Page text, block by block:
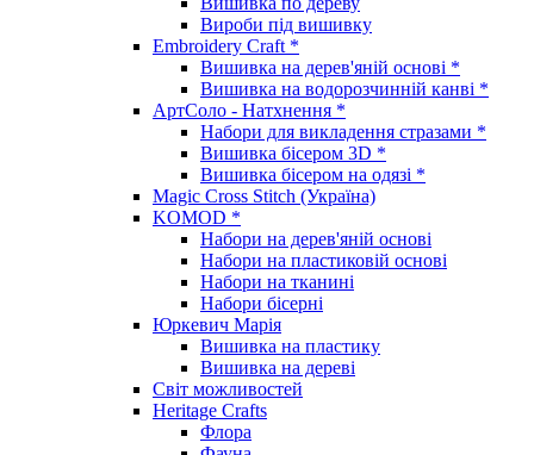
Вироби під вишивку
Embroidery Craft *
Вишивка на дерев'яній основі *
Вишивка на водорозчинній канві *
АртСоло - Натхнення *
Набори для викладення стразами *
Вишивка бісером 3D *
Вишивка бісером на одязі *
Magic Cross Stitch (Україна)
KOMOD *
Набори на дерев'яній основі
Набори на пластиковій основі
Набори на тканині
Набори бісерні
Юркевич Марія
Вишивка на пластику
Вишивка на дереві
Світ можливостей
Heritage Crafts
Флора